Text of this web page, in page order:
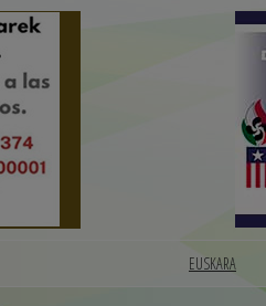
EUSKARA